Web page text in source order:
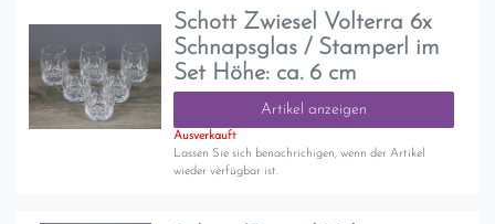
Schott Zwiesel Volterra 6x
Schnapsglas / Stamperl im
Set Höhe: ca. 6 cm
Artikel anzeigen
Ausverkauft
Lassen Sie sich benachrichigen, wenn der Artikel
wieder verfügbar ist.